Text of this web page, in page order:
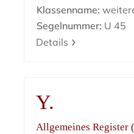
Klassenname:
Segelnummer: U 45
Details
Y.
Allgemeines Register